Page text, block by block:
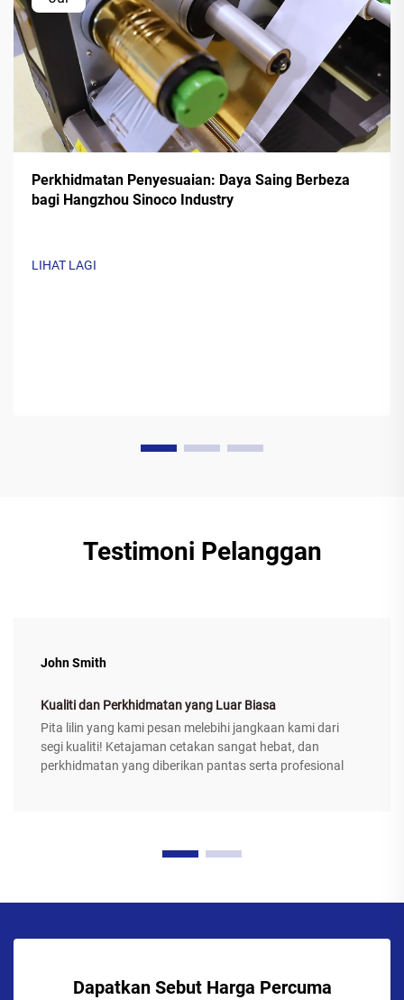
Perkhidmatan Penyesuaian: Daya Saing Berbeza
bagi Hangzhou Sinoco Industry
LIHAT LAGI
Testimoni Pelanggan
John Smith
Kualiti dan Perkhidmatan yang Luar Biasa
Pita lilin yang kami pesan melebihi jangkaan kami dari
segi kualiti! Ketajaman cetakan sangat hebat, dan
perkhidmatan yang diberikan pantas serta profesional
Dapatkan Sebut Harga Percuma